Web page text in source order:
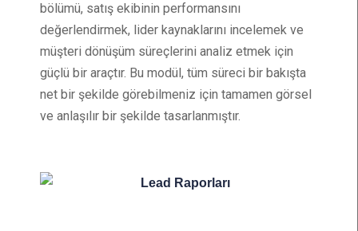
bölümü, satış ekibinin performansını
değerlendirmek, lider kaynaklarını incelemek ve
müşteri dönüşüm süreçlerini analiz etmek için
güçlü bir araçtır. Bu modül, tüm süreci bir bakışta
net bir şekilde görebilmeniz için tamamen görsel
ve anlaşılır bir şekilde tasarlanmıştır.